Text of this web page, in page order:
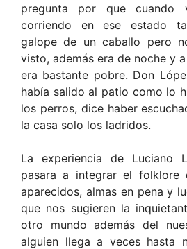
pregunta por que
corriendo en ese estado
galope de un caballo pero
visto, además era de noche y
era bastante pobre. Don
había salido al patio como lo
los perros, dice haber
la casa solo los ladridos.
La experiencia de Luciano
pasara a integrar el folklore
aparecidos, almas en pena y
que nos sugieren la
otro mundo además del
alguien llega a veces hasta